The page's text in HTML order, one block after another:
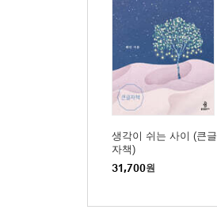
생각이 쉬는 사이 (큰글
자책)
31,700원